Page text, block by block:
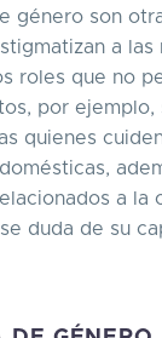
género son
a las
roles que no
por ejemplo,
quienes
a la
duda de su